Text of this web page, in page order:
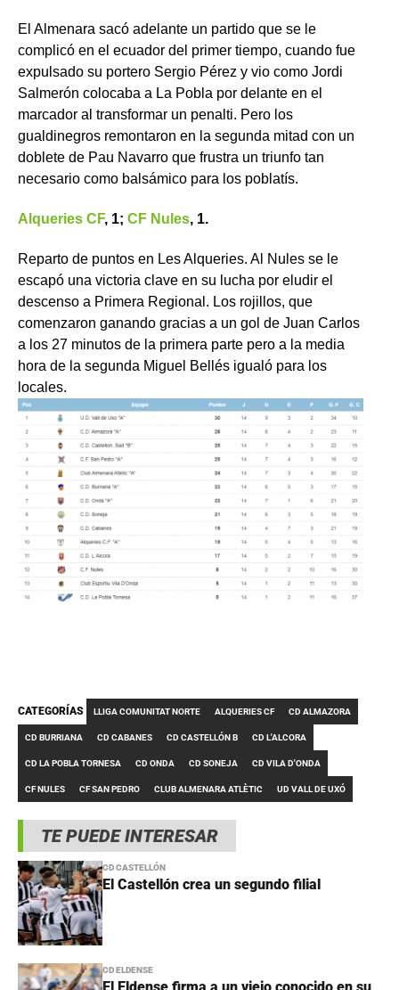
TE PUEDE INTERESAR
CD CASTELLÓN
El Castellón crea un segundo filial
CD ELDENSE
El Almenara sacó adelante un partido que se le
complicó en el ecuador del primer tiempo, cuando fue
expulsado su portero Sergio Pérez y vio como Jordi
Salmerón colocaba a La Pobla por delante en el
marcador al transformar un penalti. Pero los
gualdinegros remontaron en la segunda mitad con un
doblete de Pau Navarro que frustra un triunfo tan
necesario como balsámico para los poblatís.
Alqueries CF, 1; CF Nules, 1.
Reparto de puntos en Les Alqueries. Al Nules se le
escapó una victoria clave en su lucha por eludir el
descenso a Primera Regional. Los rojillos, que
comenzaron ganando gracias a un gol de Juan Carlos
a los 27 minutos de la primera parte pero a la media
hora de la segunda Miguel Bellés igualó para los
locales.
CATEGORÍAS LLIGA COMUNITAT NORTE ALQUERIES CF CD ALMAZORA
CD BURRIANA CD CABANES CD CASTELLÓN B CD L'ALCORA
CD LA POBLA TORNESA CD ONDA CD SONEJA CD VILA D'ONDA
CF NULES CF SAN PEDRO CLUB ALMENARA ATLÈTIC UD VALL DE UXÓ